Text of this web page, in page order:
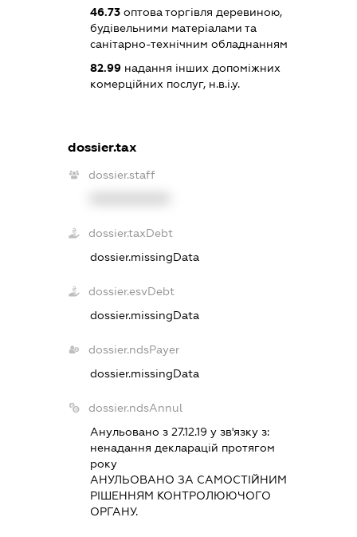
46.73 оптова торгівля деревиною,
будівельними матеріалами та
санітарно-технічним обладнанням
82.99 надання інших допоміжних
комерційних послуг, н.в.і.у.
dossier.tax
dossier.staff
dossier.taxDebt
dossier.missingData
dossier.esvDebt
dossier.missingData
dossier.ndsPayer
dossier.missingData
dossier.ndsAnnul
Анульовано з 27.12.19 у зв'язку з:
ненадання декларацiй протягом
року
АНУЛЬОВАНО ЗА САМОСТIЙНИМ
РIШЕННЯМ КОНТРОЛЮЮЧОГО
ОРГАНУ.